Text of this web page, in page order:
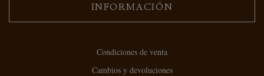
INFORMACIÓN
Condiciones de venta
Cambios y devoluciones